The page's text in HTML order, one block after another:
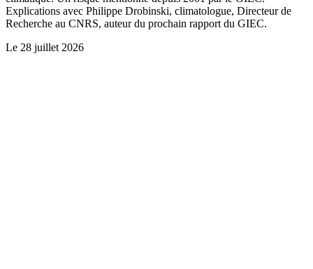
Explications avec Philippe Drobinski, climatologue, Directeur de
Recherche au CNRS, auteur du prochain rapport du GIEC.
Le 28 juillet 2026